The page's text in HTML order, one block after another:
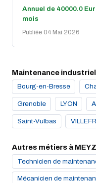
Annuel de 40000.0
mois
Publiée 04 Mai 2026
Maintenance
Bourg-en-Bresse
Grenoble LYON
Saint-Vulbas
Autres métiers à
Technicien de
Mécanicien de